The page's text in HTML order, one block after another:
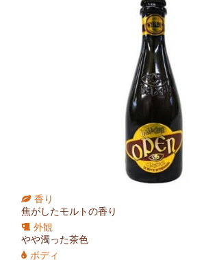
香り
焦がしたモルトの香り
外観
やや濁った茶色
ボディ